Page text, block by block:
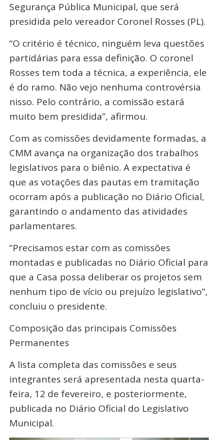
Segurança Pública Municipal, que será
presidida pelo vereador Coronel Rosses (PL).
“O critério é técnico, ninguém leva questões
partidárias para essa definição. O coronel
Rosses tem toda a técnica, a experiência, ele
é do ramo. Não vejo nenhuma controvérsia
nisso. Pelo contrário, a comissão estará
muito bem presidida”, afirmou.
Com as comissões devidamente formadas, a
CMM avança na organização dos trabalhos
legislativos para o biênio. A expectativa é
que as votações das pautas em tramitação
ocorram após a publicação no Diário Oficial,
garantindo o andamento das atividades
parlamentares.
“Precisamos estar com as comissões
montadas e publicadas no Diário Oficial para
que a Casa possa deliberar os projetos sem
nenhum tipo de vício ou prejuízo legislativo”,
concluiu o presidente.
Composição das principais Comissões
Permanentes
A lista completa das comissões e seus
integrantes será apresentada nesta quarta-
feira, 12 de fevereiro, e posteriormente,
publicada no Diário Oficial do Legislativo
Municipal.